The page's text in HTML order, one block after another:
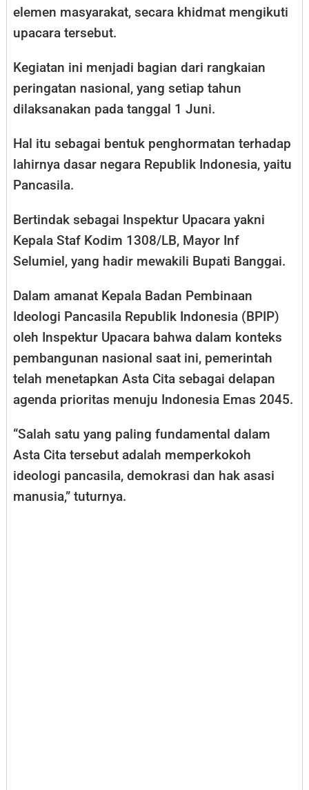
elemen masyarakat, secara khidmat mengikuti
upacara tersebut.
Kegiatan ini menjadi bagian dari rangkaian
peringatan nasional, yang setiap tahun
dilaksanakan pada tanggal 1 Juni.
Hal itu sebagai bentuk penghormatan terhadap
lahirnya dasar negara Republik Indonesia, yaitu
Pancasila.
Bertindak sebagai Inspektur Upacara yakni
Kepala Staf Kodim 1308/LB, Mayor Inf
Selumiel, yang hadir mewakili Bupati Banggai.
Dalam amanat Kepala Badan Pembinaan
Ideologi Pancasila Republik Indonesia (BPIP)
oleh Inspektur Upacara bahwa dalam konteks
pembangunan nasional saat ini, pemerintah
telah menetapkan Asta Cita sebagai delapan
agenda prioritas menuju Indonesia Emas 2045.
“Salah satu yang paling fundamental dalam
Asta Cita tersebut adalah memperkokoh
ideologi pancasila, demokrasi dan hak asasi
manusia,” tuturnya.